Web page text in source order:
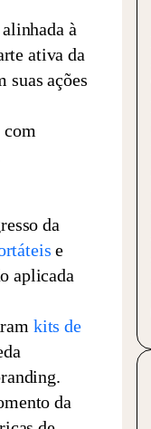
à
ativa da
suas ações
da
e
aplicada
kits de
da